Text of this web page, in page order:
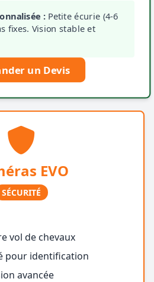
:Petite écurie (4-6
fixes. Vision stable et
un Devis
EVO
SÉCURITÉ
vol de chevaux
pour identification
avancée